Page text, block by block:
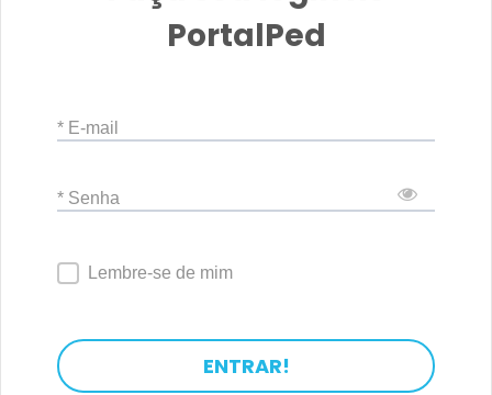
PortalPed
* E-mail
* Senha
Lembre-se de mim
ENTRAR!